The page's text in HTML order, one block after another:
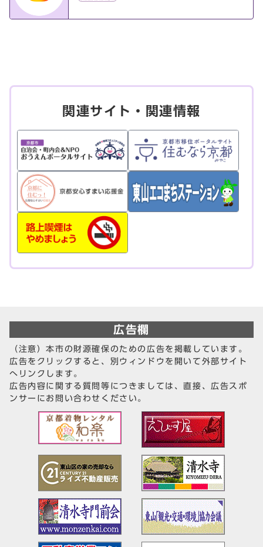
関連サイト・関連情報
広告欄
（注意）本市の財源確保のための広告を掲載しています。
広告をクリックすると、別ウィンドウを開いて外部サイト
へリンクします。
広告内容に関する質問等につきましては、直接、広告スポ
ンサーにお問い合わせください。